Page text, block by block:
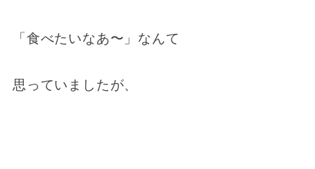
「食べたいなあ〜」なんて
思っていましたが、